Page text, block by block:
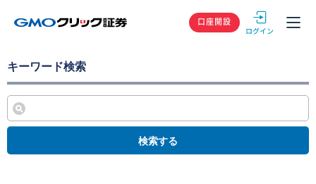
GMOクリック
口座開設
キーワード検索
検索する